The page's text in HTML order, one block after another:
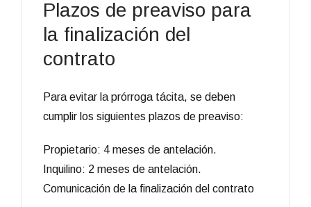
Plazos de preaviso para
la finalización del
contrato
Para evitar la prórroga tácita, se deben
cumplir los siguientes plazos de preaviso:
Propietario: 4 meses de antelación.
Inquilino: 2 meses de antelación.
Comunicación de la finalización del contrato